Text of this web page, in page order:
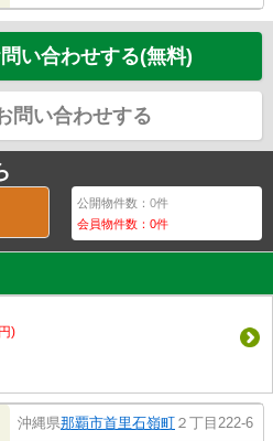
い合わせする(無料)
問い合わせする
公開物件数：0件
会員物件数：0件
)
沖縄県那覇市首里石嶺町 ２丁目222-6